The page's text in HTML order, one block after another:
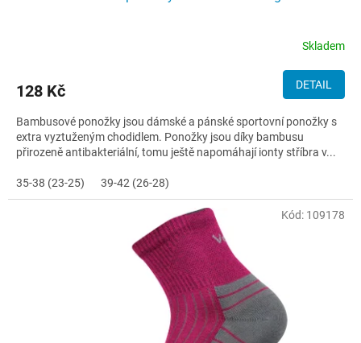
Skladem
128 Kč DETAIL
Bambusové ponožky jsou dámské a pánské sportovní ponožky s
extra vyztuženým chodidlem. Ponožky jsou díky bambusu
přirozeně antibakteriální, tomu ještě napomáhají ionty stříbra v...
35-38 (23-25) 39-42 (26-28)
Kód: 109178